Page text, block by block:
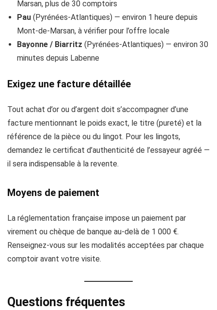
Marsan, plus de 30 comptoirs
Pau (Pyrénées-Atlantiques) — environ 1 heure depuis
Mont-de-Marsan, à vérifier pour l’offre locale
Bayonne / Biarritz (Pyrénées-Atlantiques) — environ 30
minutes depuis Labenne
Exigez une facture détaillée
Tout achat d’or ou d’argent doit s’accompagner d’une
facture mentionnant le poids exact, le titre (pureté) et la
référence de la pièce ou du lingot. Pour les lingots,
demandez le certificat d’authenticité de l’essayeur agréé —
il sera indispensable à la revente.
Moyens de paiement
La réglementation française impose un paiement par
virement ou chèque de banque au-delà de 1 000 €.
Renseignez-vous sur les modalités acceptées par chaque
comptoir avant votre visite.
Questions fréquentes